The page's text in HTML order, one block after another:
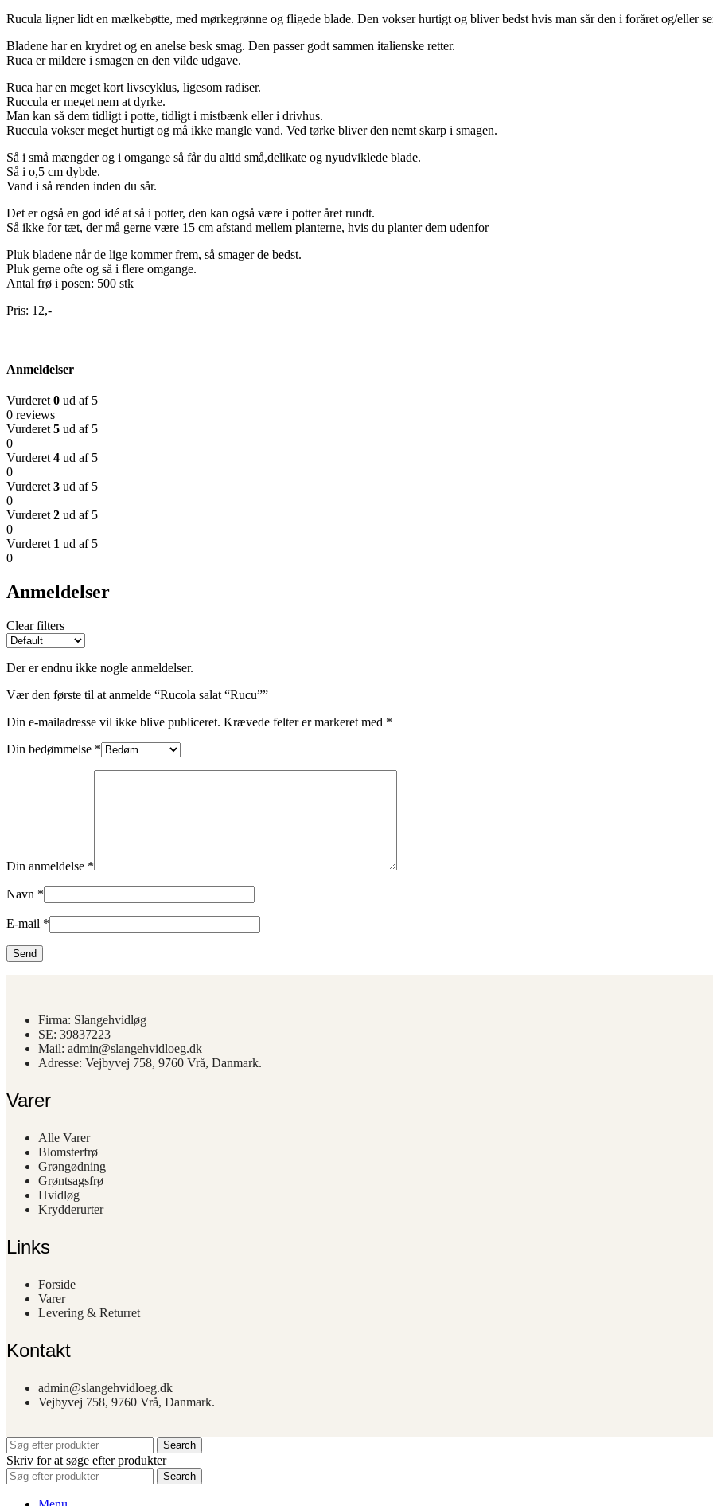
Rucula ligner lidt en mælkebøtte, med mørkegrønne og fligede blade. Den vokser hurtigt og bliver bedst hvis man sår den i foråret og/eller
Bladene har en krydret og en anelse besk smag. Den passer godt sammen italienske retter.
Ruca er mildere i smagen en den vilde udgave.
Ruca har en meget kort livscyklus, ligesom radiser.
Ruccula er meget nem at dyrke.
Man kan så dem tidligt i potte, tidligt i mistbænk eller i drivhus.
Ruccula vokser meget hurtigt og må ikke mangle vand. Ved tørke bliver den nemt skarp i smagen.
Så i små mængder og i omgange så får du altid små,delikate og nyudviklede blade.
Så i o,5 cm dybde.
Vand i så renden inden du sår.
Det er også en god idé at så i potter, den kan også være i potter året rundt.
Så ikke for tæt, der må gerne være 15 cm afstand mellem planterne, hvis du planter dem udenfor
Pluk bladene når de lige kommer frem, så smager de bedst.
Pluk gerne ofte og så i flere omgange.
Antal frø i posen: 500 stk
Pris: 12,-
Anmeldelser
Vurderet 0 ud af 5
0 reviews
Vurderet 5 ud af 5
0
Vurderet 4 ud af 5
0
Vurderet 3 ud af 5
0
Vurderet 2 ud af 5
0
Vurderet 1 ud af 5
0
Anmeldelser
Clear filters
Der er endnu ikke nogle anmeldelser.
Vær den første til at anmelde “Rucola salat “Rucu””
Din e-mailadresse vil ikke blive publiceret. Krævede felter er markeret med *
Din bedømmelse *
Din anmeldelse *
Navn *
E-mail *
Firma: Slangehvidløg
SE: 39837223
Mail: admin@slangehvidloeg.dk
Adresse: Vejbyvej 758, 9760 Vrå, Danmark.
Varer
Alle Varer
Blomsterfrø
Grøngødning
Grøntsagsfrø
Hvidløg
Krydderurter
Links
Forside
Varer
Levering & Returret
Kontakt
admin@slangehvidloeg.dk
Vejbyvej 758, 9760 Vrå, Danmark.
Search
Skriv for at søge efter produkter
Search